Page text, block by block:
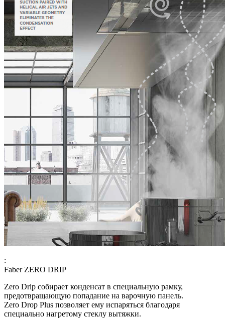
:
Faber ZERO DRIP
Zero Drip собирает конденсат в специальную рамку,
предотвращающую попадание на варочную панель.
Zero Drop Plus позволяет ему испаряться благодаря
специально нагретому стеклу вытяжки.